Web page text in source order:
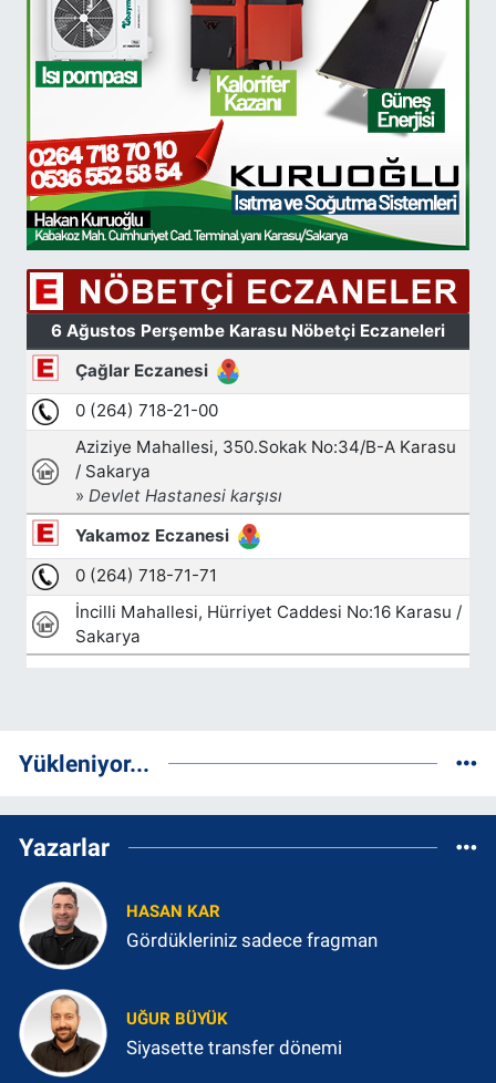
Yükleniyor...
Yazarlar
HASAN KAR
Gördükleriniz sadece fragman
UĞUR BÜYÜK
Siyasette transfer dönemi